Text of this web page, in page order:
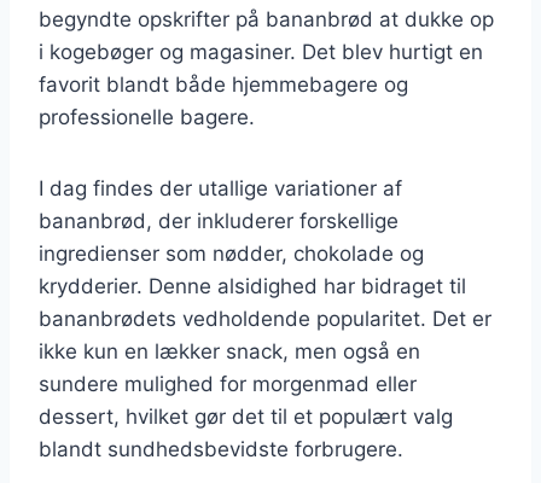
begyndte opskrifter på bananbrød at dukke op
i kogebøger og magasiner. Det blev hurtigt en
favorit blandt både hjemmebagere og
professionelle bagere.
I dag findes der utallige variationer af
bananbrød, der inkluderer forskellige
ingredienser som nødder, chokolade og
krydderier. Denne alsidighed har bidraget til
bananbrødets vedholdende popularitet. Det er
ikke kun en lækker snack, men også en
sundere mulighed for morgenmad eller
dessert, hvilket gør det til et populært valg
blandt sundhedsbevidste forbrugere.